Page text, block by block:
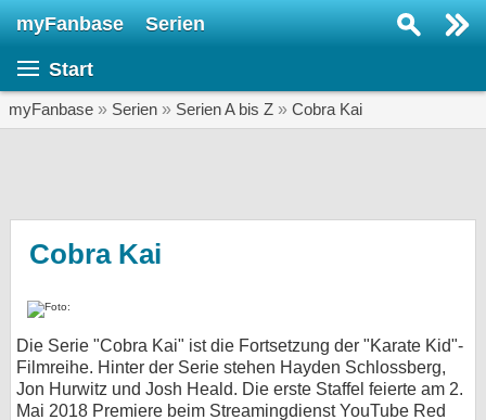
myFanbase Serien
Start
myFanbase » Serien » Serien A bis Z » Cobra Kai
Cobra Kai
Die Serie "Cobra Kai" ist die Fortsetzung der "Karate Kid"-
Filmreihe. Hinter der Serie stehen Hayden Schlossberg,
Jon Hurwitz und Josh Heald. Die erste Staffel feierte am 2.
Mai 2018 Premiere beim Streamingdienst YouTube Red
SERIEN
Specials
SERVICE